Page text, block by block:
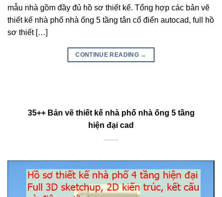
mẫu nhà gồm đầy đủ hồ sơ thiết kế. Tổng hợp các bản vẽ
thiết kế nhà phố nhà ống 5 tầng tân cổ điển autocad, full hồ
sơ thiết […]
CONTINUE READING →
35++ Bản vẽ thiết kế nhà phố nhà ống 5 tầng
hiện đại cad